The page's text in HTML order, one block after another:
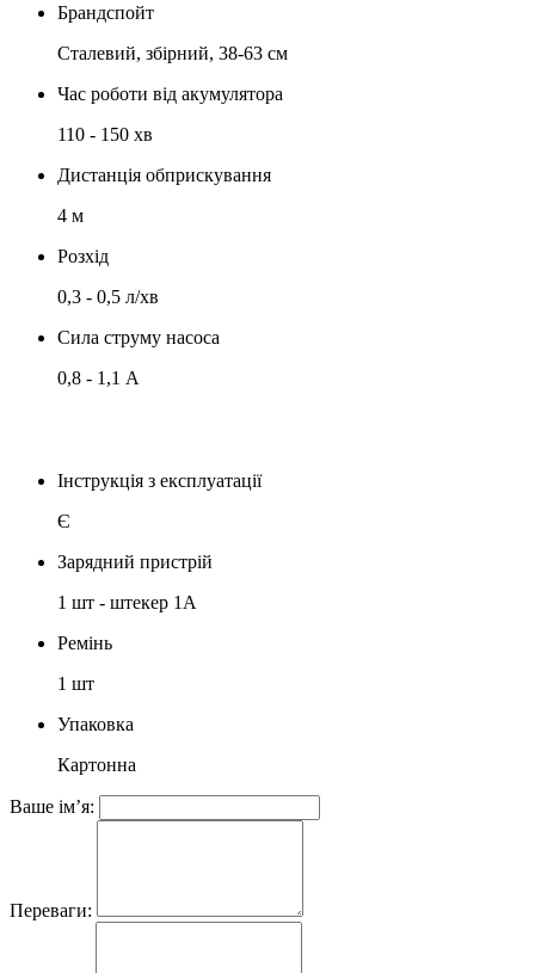
Брандспойт
Сталевий, збірний, 38-63 см
Час роботи від акумулятора
110 - 150 хв
Дистанція обприскування
4 м
Розхід
0,3 - 0,5 л/хв
Сила струму насоса
0,8 - 1,1 А
Інструкція з експлуатації
Є
Зарядний пристрій
1 шт - штекер 1А
Ремінь
1 шт
Упаковка
Картонна
Ваше ім’я:
Переваги: